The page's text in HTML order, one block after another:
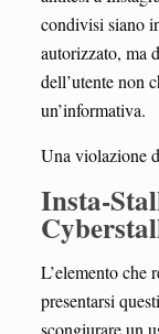
condivisi siano
autorizzato, ma
dell’utente non
un’informativa.
Una violazione
Insta-
L’elemento che
presentarsi
scongiurare un